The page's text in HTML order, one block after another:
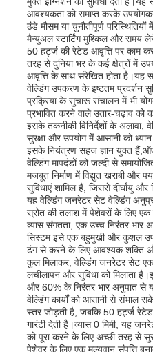
वीडियो
हमारे बारे में
फैक्टरी यात्रा
गुणवत्ता नियंत्रण
हमसे संपर्क करें
समाचार
सभी मामलों
एक बोली का अनुरोध
आवश्यकता को समाप्त करके
ठंडे मौसम या चुनौतीपूर्ण
मैन्युअल स्टार्टिंग मुश्किल और समय
50 हर्ट्ज की रेटेड आवृत्ति पर काम
तरह से दुनिया भर के कई क्षेत्रों में
आवृत्ति के साथ संरेखित होता है।यह
वेल्डिंग उपकरण के इष्टतम प्रदर्शन
प्रक्रिया के सुचारू संचालन में भी
प्रभावित करने वाले उतार-चढ़ाव को
इसके तकनीकी विनिर्देशों के अलावा,
सुरक्षा और उपयोग में आसानी को
इसके नियंत्रण सहज ज्ञान युक्त
वेल्डिंग मापदंडों को जल्दी से
मजबूत निर्माण में विद्युत खराबी और
सुविधाएं शामिल हैं, जिससे दीर्घायु और
यह वेल्डिंग जनरेटर सेट वेल्डिंग
स्रोत की तलाश में पेशेवरों के लिए
व्यास संगतता, एक उच्च निरंतर भार
सिस्टम इसे एक बहुमुखी और कुशल
ढंग से करने के लिए आवश्यक शक्ति और
कुल मिलाकर, वेल्डिंग जनरेटर सेट एक
लचीलापन और सुविधा को मिलाता
और 60% के निरंतर भार अनुपात से
वेल्डिंग कार्यों को आसानी से संभाल
स्तर जोड़ती है, जबकि 50 हर्ट्ज
गारंटी देती है।व्यास 0 मिमी, यह
को पूरा करने के लिए अच्छी तरह से
पेशेवर के लिए एक मूल्यवान संपत्ति